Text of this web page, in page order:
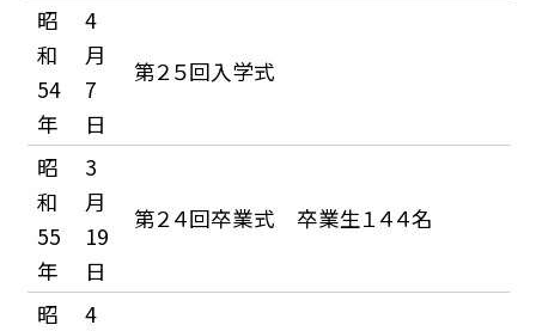
昭
和
54
年
4
月
7
日
第２５回入学式
昭
和
55
年
3
月
19
日
第２４回卒業式 卒業生１４４名
昭
4